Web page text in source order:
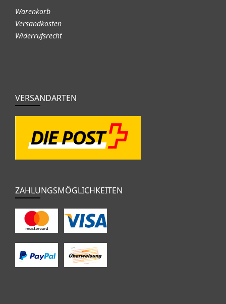
Warenkorb
Versandkosten
Widerrufsrecht
VERSANDARTEN
ZAHLUNGSMÖGLICHKEITEN